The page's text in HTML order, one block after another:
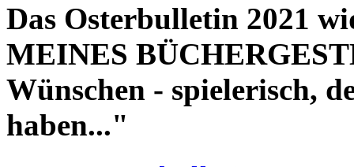
Das Osterbulletin 2021
MEINES
Wünschen - spielerisch,
haben..."